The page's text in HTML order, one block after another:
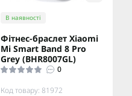
В наявності
Фітнес-браслет Xiaomi
Mi Smart Band 8 Pro
Grey (BHR8007GL)
0
Код товару: 81972